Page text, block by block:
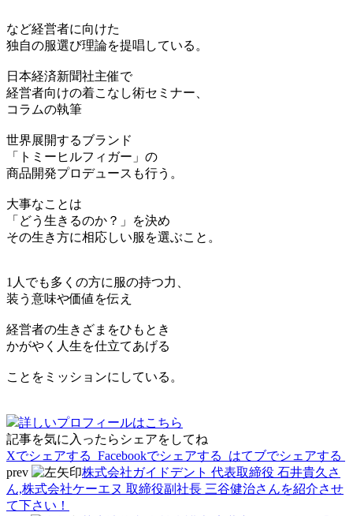
など経営者に向けた
独自の服選び理論を提唱している。
日本経済新聞社主催で
経営者向けの着こなし術セミナー、
コラムの執筆
世界展開するブランド
「トミーヒルフィガー」の
商品開発プロデュースも行う。
大事なことは
「どう生きるのか？」を決め
その生き方に相応しい服を選ぶこと。
1人でも多くの方に服の持つ力、
装う意味や価値を伝え
経営者の生きざまをひもとき
かがやく人生を仕立てあげる
ことをミッションにしている。
詳しいプロフィールはこちら
記事を気に入ったらシェアをしてね
Xでシェアする Facebookでシェアする
はてブでシェアする
prev
株式会社ガイドデント 代表取締役 石井貴久さ
ん,株式会社ケーエヌ 取締役副社長 三谷健治さんを紹介させ
て下さい！